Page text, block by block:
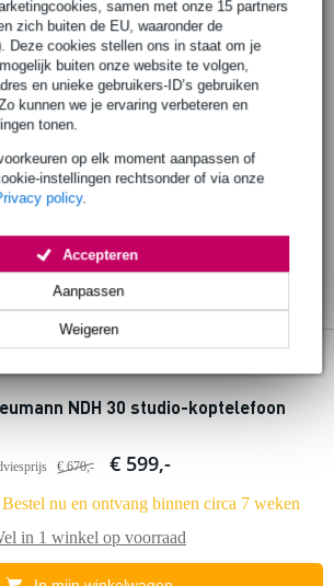
samen met onze 15 partners
zich buiten de EU, waaronder de
Deze cookies stellen ons in staat om je
buiten onze website te volgen,
en unieke gebruikers-ID’s gebruiken
kunnen we je ervaring verbeteren en
tonen.
op elk moment aanpassen of
instellingen rechtsonder of via onze
policy.
Weigeren
Aanpassen
Accepteren
11 reviews
NDH 30 studio-koptelefoon
€ 670,- € 599,-
Bestel nu en ontvang binnen circa 7 weken
in 1 winkel op voorraad